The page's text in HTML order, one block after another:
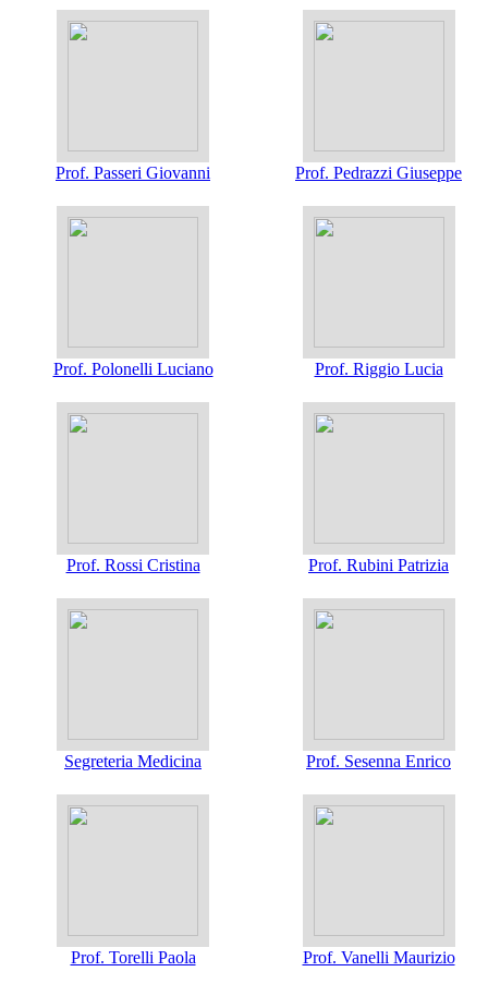
Prof. Passeri Giovanni Prof. Pedrazzi Giuseppe
Prof. Polonelli Luciano Prof. Riggio Lucia
Prof. Rossi Cristina Prof. Rubini Patrizia
Segreteria Medicina Prof. Sesenna Enrico
Prof. Torelli Paola Prof. Vanelli Maurizio